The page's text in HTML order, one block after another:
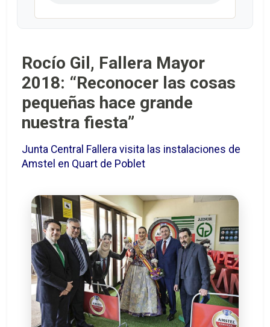
Rocío Gil, Fallera Mayor
2018: “Reconocer las cosas
pequeñas hace grande
nuestra fiesta”
Junta Central Fallera visita las instalaciones de
Amstel en Quart de Poblet